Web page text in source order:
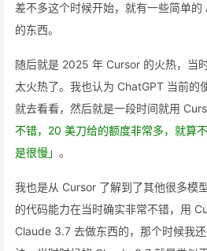
差不多这个时候开始，就有一些简单的
的东西。
随后就是 2025 年 Cursor 的火热，当
太火热了。我也认为 ChatGPT 当前的
就去看看，然后就是一段时间就用
不错，20 美刀给的额度非常多，就算
是很慢」 。
我也是从 Cursor 了解到了其他很多模
的代码能力在当时确实非常不错，用
Claude 3.7 去做东西的，那个时候我